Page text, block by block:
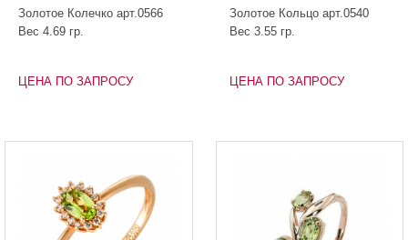
Золотое Колечко арт.0566
Вес 4.69 гр.
ЦЕНА ПО ЗАПРОСУ
Золотое Кольцо арт.0540
Вес 3.55 гр.
ЦЕНА ПО ЗАПРОСУ